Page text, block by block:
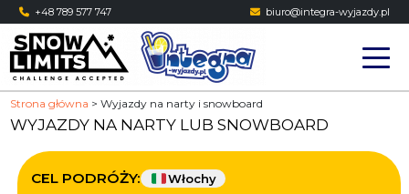
to
content
+48 789 577 747 biuro@integra-wyjazdy.pl
Strona główna > Wyjazdy na narty i snowboard
WYJAZDY NA NARTY LUB SNOWBOARD
CEL PODRÓŻY:
Włochy